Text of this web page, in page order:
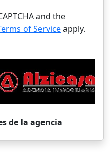
and the
of Serviceapply.
de la agencia